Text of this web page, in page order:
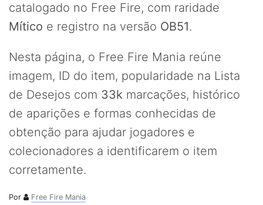
catalogado no Free Fire, com raridade
Mítico e registro na versão OB51.
Nesta página, o Free Fire Mania reúne
imagem, ID do item, popularidade na Lista
de Desejos com 33k marcações, histórico
de aparições e formas conhecidas de
obtenção para ajudar jogadores e
colecionadores a identificarem o item
corretamente.
Por
Free Fire Mania